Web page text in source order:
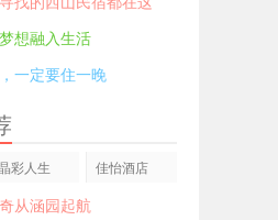
想融入生活
一定要住一晚
彩人生 佳怡酒店
从涵园起航